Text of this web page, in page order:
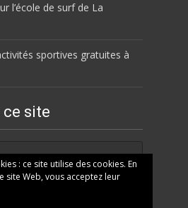
l’école de surf de La
sportives gratuites à
ce site
: ce site utilise des cookies. En
site Web, vous acceptez leur